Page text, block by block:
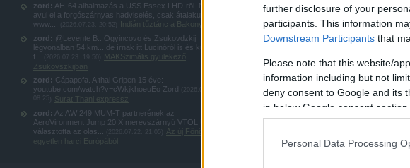
further disclosure of your
participants. This information
Downstream Participants that
Please note that this website/
information including but not
deny consent to Google and its
in below Google consent section.
Personal Data Processing
zord: AH-64 alhalmazás a USS Essex LHD-rōl. Nem
avul el a forgószárnyas hadviselés, csak átalakul:
www....
Indián tűztánc a Bakonyban
zord: @Levente B.: Ogyincovo és Zsukovdzkij
légvonalban 54 km....de írnak itt Lucinóról is és kubinkai
f...
MAKSzimális gyülekező
Zsukovszkijban
zord: Cápapofa. A thai Gripen 15 éve:
youtube.com/watch?v=cWkjkhoeuEo Zord
Surat Thani expressz
zord: Az AW 249 MUM-T partnerének az
AeroVironment Jump 20 X merevszárnyú VTOL UAS-t
választotta az olas...
Az új Főnix: az
egyetlen harci Európából